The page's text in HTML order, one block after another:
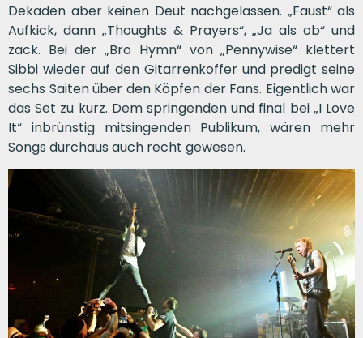
Dekaden aber keinen Deut nachgelassen. „Faust“ als
Aufkick, dann „Thoughts & Prayers“, „Ja als ob“ und
zack. Bei der „Bro Hymn“ von „Pennywise“ klettert
Sibbi wieder auf den Gitarrenkoffer und predigt seine
sechs Saiten über den Köpfen der Fans. Eigentlich war
das Set zu kurz. Dem springenden und final bei „I Love
It“ inbrünstig mitsingenden Publikum, wären mehr
Songs durchaus auch recht gewesen.